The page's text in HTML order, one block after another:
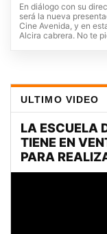
En diálogo con su
será la nueva
Cine Avenida, y en
Alcira cabrera. No te
ULTIMO VIDEO